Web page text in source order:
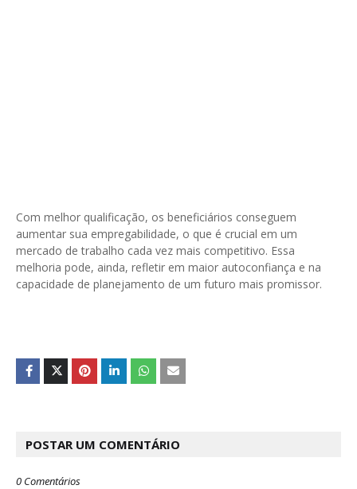
Com melhor qualificação, os beneficiários conseguem
aumentar sua empregabilidade, o que é crucial em um
mercado de trabalho cada vez mais competitivo. Essa
melhoria pode, ainda, refletir em maior autoconfiança e na
capacidade de planejamento de um futuro mais promissor.
POSTAR UM COMENTÁRIO
0 Comentários